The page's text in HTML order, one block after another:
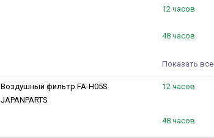
12 часов
48 часов
Показать все
Воздушный фильтр FA-H05S
JAPANPARTS
12 часов
48 часов